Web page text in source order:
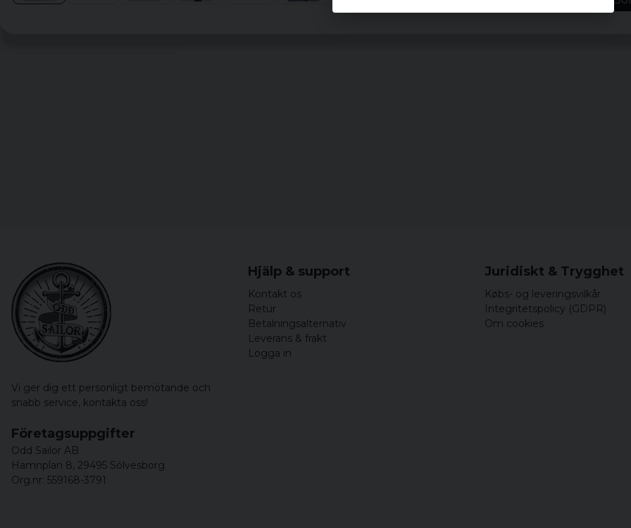
Vi ger dig ett personligt bemötande och
snabb service, kontakta oss!
Hjälp & support
Kontakt os
Retur
Betalningsalternativ
Leverans & frakt
Logga in
Juridiskt & Trygghet
Købs- og leveringsvilkår
Integritetspolicy (GDPR)
Om cookies
Företagsuppgifter
Odd Sailor AB
Hamnplan 8, 29495 Sölvesborg
Org.nr: 559168-3791